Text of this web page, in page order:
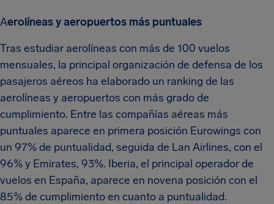
Aerolíneas y aeropuertos más puntuales
Tras estudiar aerolíneas con más de 100 vuelos
mensuales, la principal organización de defensa de los
pasajeros aéreos ha elaborado un ranking de las
aerolíneas y aeropuertos con más grado de
cumplimiento. Entre las compañías aéreas más
puntuales aparece en primera posición Eurowings con
un 97% de puntualidad, seguida de Lan Airlines, con el
96% y Emirates, 93%. Iberia, el principal operador de
vuelos en España, aparece en novena posición con el
85% de cumplimiento en cuanto a puntualidad.